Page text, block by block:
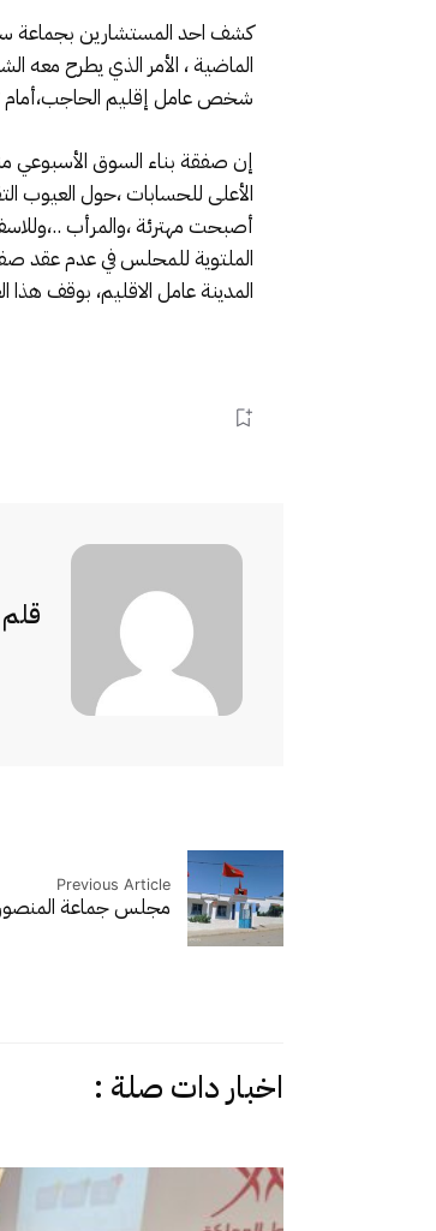
كشف احد المستشارين بجماعة
الماضية ، الأمر الذي يطرح معه
شخص عامل إقليم الحاجب،أمام
إن صفقة بناء السوق الأسبوعي
الأعلى للحسابات ،حول العيوب
أصبحت مهترئة ،والمرأب
الملتوية للمحلس في عدم عقد
المدينة عامل الاقليم، بوقف
Previous Article
مجلس جماعة
اخبار دات صلة :